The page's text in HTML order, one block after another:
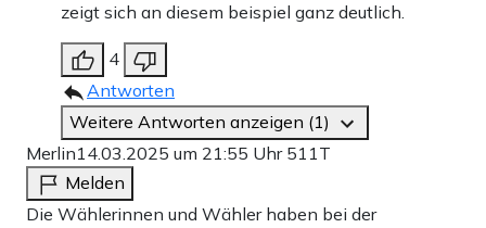
zeigt sich an diesem beispiel ganz deutlich.
4
Antworten
Weitere Antworten anzeigen (1)
Merlin14.03.2025 um 21:55 Uhr 511T
Melden
Die Wählerinnen und Wähler haben bei der